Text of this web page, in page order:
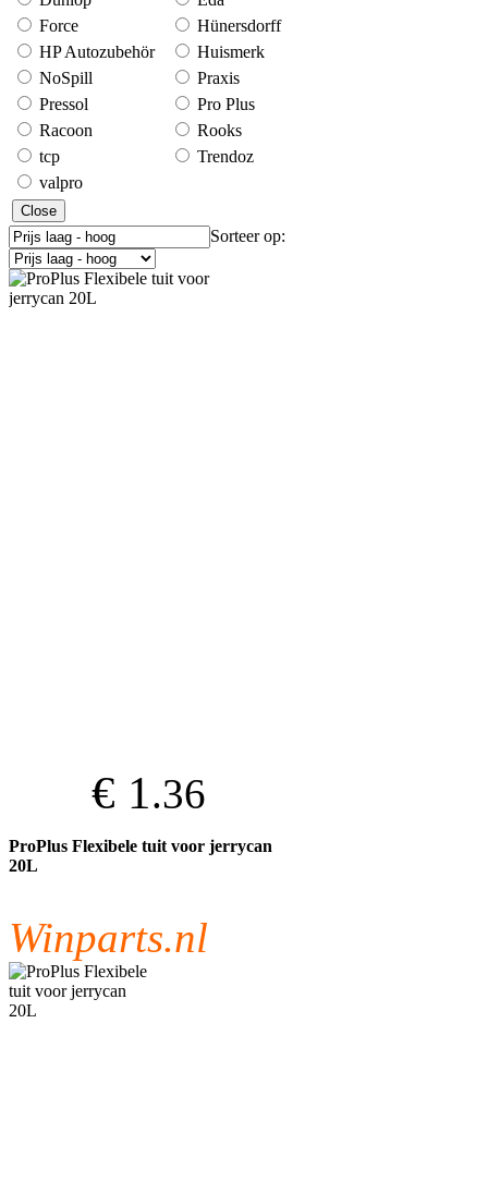
Force
Hünersdorff
HP Autozubehör
Huismerk
NoSpill
Praxis
Pressol
Pro Plus
Racoon
Rooks
tcp
Trendoz
valpro
Close
Sorteer op:
€ 1.36
ProPlus Flexibele tuit voor jerrycan
20L
Winparts.nl